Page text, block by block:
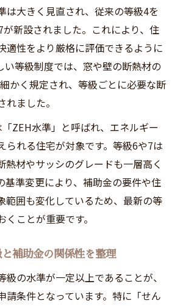
は大きく見直され、従来の等級4を
新設されました。これにより、住
適性をより厳格に評価できるように
い等級制度では、窓や壁の断熱材の
かく規定され、等級ごとに必要な断
ました。
ZEH水準」と呼ばれ、エネルギー
られる住宅が対象です。等級6や7は
熱材やサッシのグレードも一層高く
基準変更により、補助金の要件や住
範囲も変化しているため、最新の等
ことが重要です。
補助金の関係性を整理
級の水準が一定以上であることが、
請条件となっています。特に「せん